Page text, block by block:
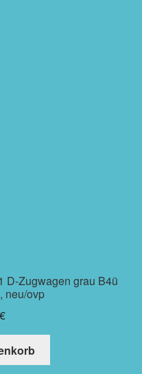
D-Zugwagen grau B4ü
neu/ovp
€